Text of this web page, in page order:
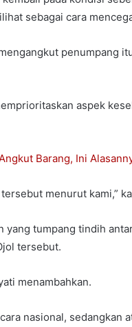
sebagai cara
penumpang
aspek
Barang, Ini
menurut kami,”
yang tumpang tindih
tersebut.
menambahkan.
nasional, sedangkan